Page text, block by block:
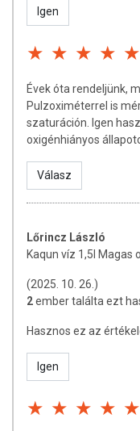
Tárolás:
feltüntetve.
Forgalmazó:Kaqun
A termék nem
egészséges életmódot!
nem az orvosi kezelés
használatát beszélje
elzárva tartandó!
Igen
Évek óta rendeljünk,
Pulzoximéterrel is
szaturáción. Igen
oxigénhiányos
Válasz
Lőrincz László
Kaqun víz 1,5l
(2025. 10. 26.)
2ember találta ezt
Hasznos ez az
Igen